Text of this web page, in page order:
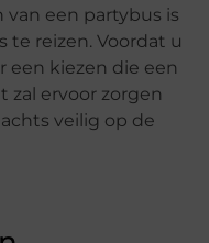
een partybus is
te reizen. Voordat u
een kiezen die een
zal ervoor zorgen
veilig op de